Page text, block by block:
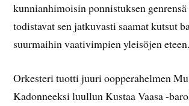
kunnianhimoisin ponnistuksen
todistavat sen jatkuvasti saamat kutsut
suurmaihin vaativimpien yleisöjen eteen.
Orkesteri tuotti juuri oopperahelmen
Kadonneeksi luullun Kustaa Vaasa -